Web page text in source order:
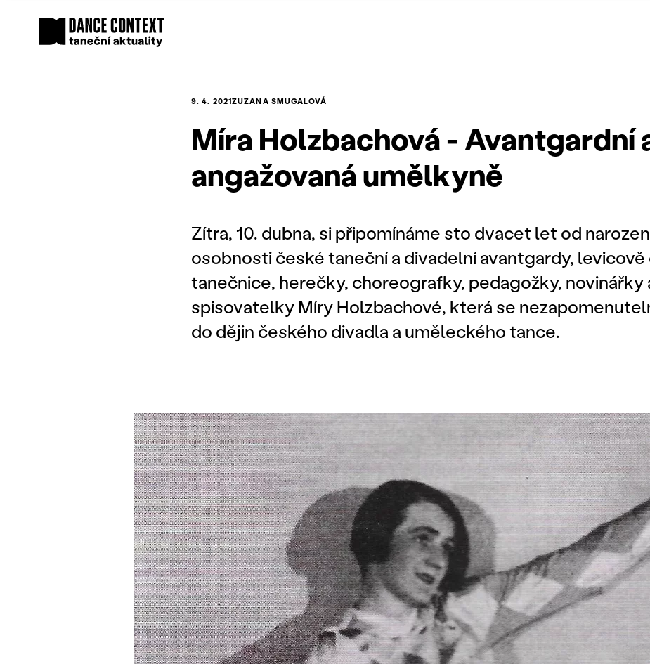
9. 4. 2021ZUZANA SMUGALOVÁ
Míra Holzbachová - Avantgardní
angažovaná umělkyně
Zítra, 10. dubna, si připomínáme sto dvacet let od
osobnosti české taneční a divadelní avantgardy,
tanečnice, herečky, choreografky, pedagožky, novinářky
spisovatelky Míry Holzbachové, která se
do dějin českého divadla a uměleckého tance.